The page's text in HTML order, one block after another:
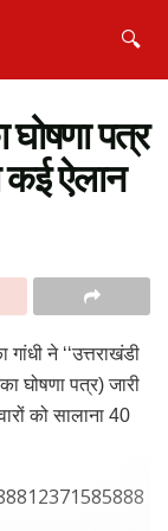
🔍
पत्र
कई ऐलान
ने ‘‘उत्तराखंडी
घोषणा पत्र) जारी
को सालाना 40